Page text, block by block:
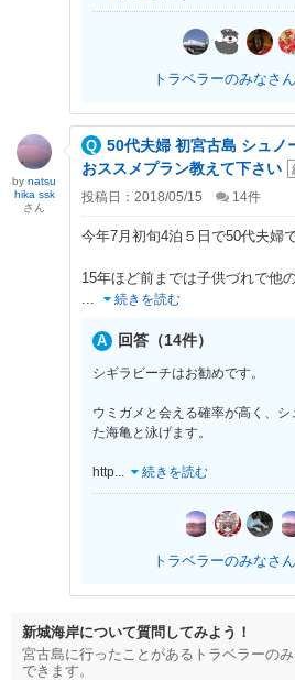
トラベラーのみなさ
50代夫婦 初宮古島 シュノ
おススメプラン教えて下さい
投稿日：2018/05/15 14件
今年7月初旬4泊５日で50代夫婦
15年ほど前までは子供づれで他
続きを読む
回答（14件）
シギラビーチはお勧めです。
ウミガメと会える確率が高く、
た海亀と泳げます。
http... 続きを読む
トラベラーのみなさ
bynatsu
hika ssk
さん
新城海岸について質問してみよう！
宮古島に行ったことがあるトラベラーの
できます。